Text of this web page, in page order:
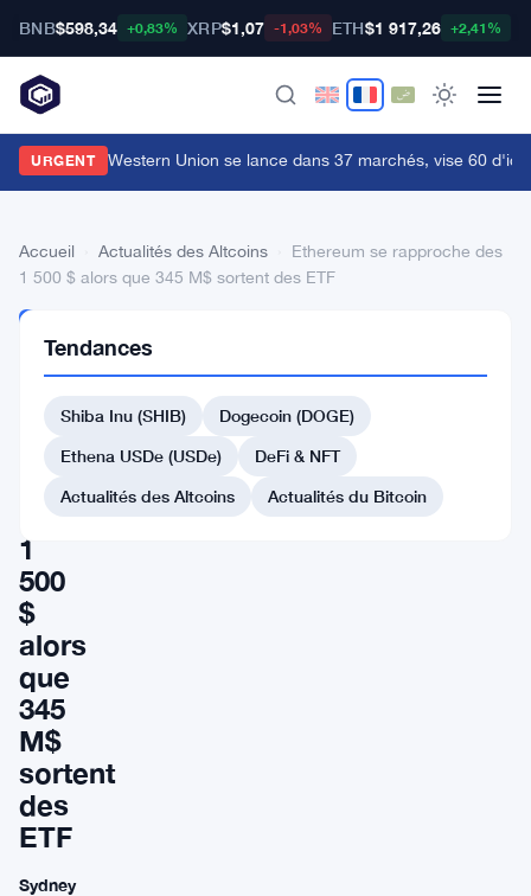
BNB$598,34 +0,83% XRP$1,07 -1,03% ETH$1 917,26 +2,41%
URGENTde Western Union se lance dans 37 marchés, vise 60 d'ici
Accueil Actualités des Altcoins
Ethereum se rapproche des
1 500 $ alors que 345 M$ sortent des ETF
DES
ALTCOINS
Ethereum
rapproche
1
500
$
alors
que
345
M$
sortent
des
ETF
Sydney
Tendances
Shiba Inu (SHIB)
Dogecoin (DOGE)
Ethena USDe (USDe)
DeFi & NFT
Actualités des Altcoins
Actualités du Bitcoin